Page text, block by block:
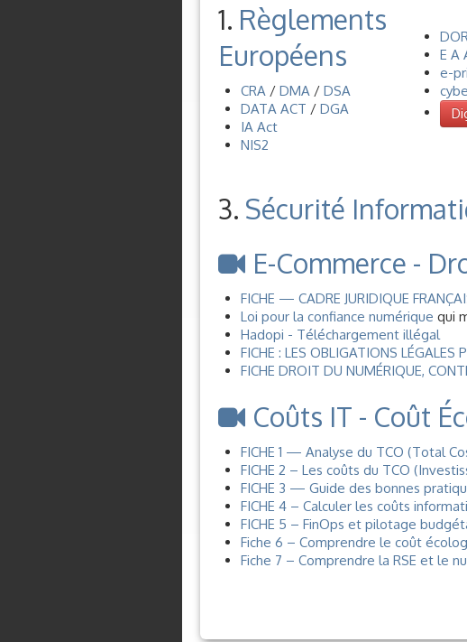
1. Règlements
Européens
CRA / DMA / DSA
DATA ACT / DGA
IA Act
NIS2
E A
e-
3. Sécurité
E-Commerce -
FICHE — CADRE JURIDIQUE
Loi pour la confiance numérique qui
Hadopi - Téléchargement illégal
FICHE : LES OBLIGATIONS LÉGALES
FICHE DROIT DU NUMÉRIQUE,
Coûts IT - Coût
FICHE 1 — Analyse du TCO (Total
FICHE 2 – Les coûts du TCO
FICHE 3 — Guide des bonnes
FICHE 4 – Calculer les coûts
FICHE 5 – FinOps et pilotage
Fiche 6 – Comprendre le coût
Fiche 7 – Comprendre la RSE et le